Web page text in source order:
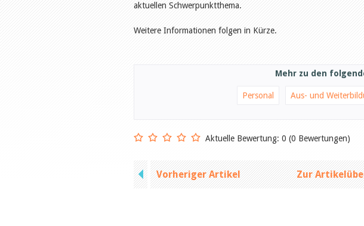
aktuellen Schwerpunktthema.
Weitere Informationen folgen in Kürze.
Mehr zu den
Personal Aus- und
Aktuelle Bewertung: 0 (0 Bewertungen)
Vorheriger Artikel Zur